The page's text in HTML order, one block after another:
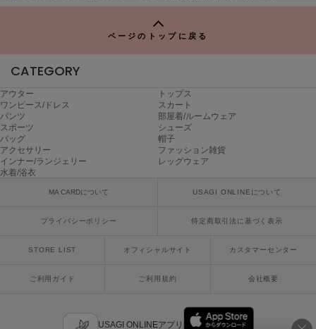
スイコック
スペルガ
swanë
スワネ
TAW&TOE
トーアンドトー
ザバーネット
ザ・ノース・フェイス
TO
ページのトップに戻る
CATEGORY
アウター
トップス
ワンピース/ドレス
スカート
パンツ
部屋着/ルームウェア
スポーツ
シューズ
バッグ
帽子
アクセサリー
ファッション雑貨
インナー/ランジェリー
レッグウェア
水着/浴衣
MA CARDについて USAGI ONLINEについて
プライバシーポリシー 特定商取引法に基づく表示
STORE LIST オフィシャルサイト カスタマーセンター
ご利用ガイド ご利用規約 会社概要
USAGI ONLINEアプリ